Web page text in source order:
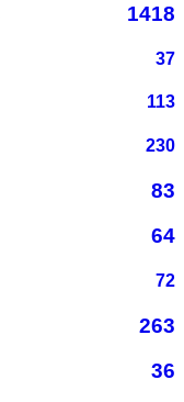
1418
37
113
230
83
64
72
263
36